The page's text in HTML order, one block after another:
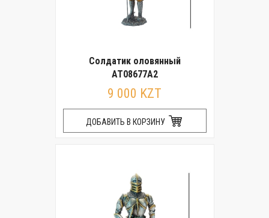
Солдатик оловянный
AT08677A2
9 000 KZT
ДОБАВИТЬ В КОРЗИНУ